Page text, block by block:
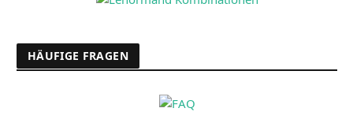
HÄUFIGE FRAGEN